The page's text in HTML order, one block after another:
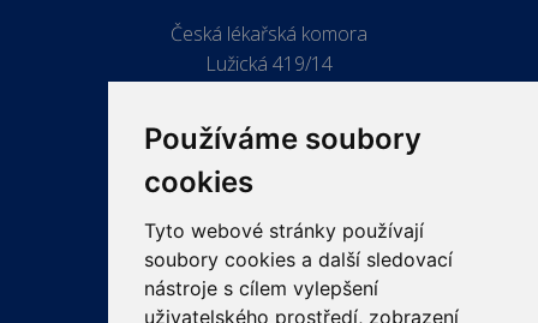
Používáme soubory
cookies
Tyto webové stránky používají
soubory cookies a další sledovací
nástroje s cílem vylepšení
uživatelského prostředí, zobrazení
Česká lékařská komora
Lužická 419/14
ODKAZY
PRO LÉKAŘE